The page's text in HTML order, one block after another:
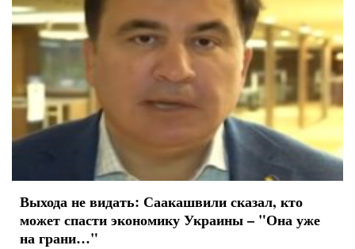
Выхода не видать: Саакашвили сказал, кто
может спасти экономику Украины – "Она уже
на грани…"